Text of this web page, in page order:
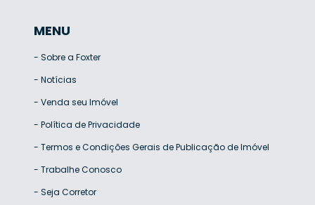
MENU
- Sobre a Foxter
- Notícias
- Venda seu Imóvel
- Política de Privacidade
- Termos e Condições Gerais de Publicação de Imóvel
- Trabalhe Conosco
- Seja Corretor